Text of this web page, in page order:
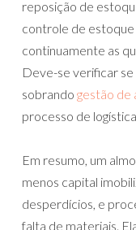
reposição de
controle de
continuamente as
Deve-se verificar
sobrando gestão de
processo de
Em resumo, um
menos capital
desperdícios, e
falta de materiais.